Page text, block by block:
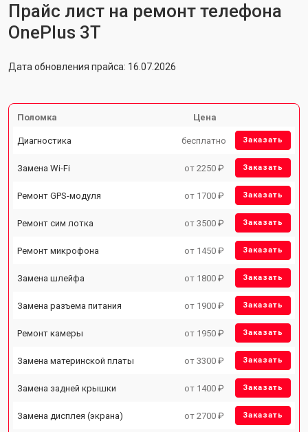
Прайс лист на ремонт телефона
OnePlus 3T
Дата обновления прайса: 16.07.2026
Поломка Цена
Диагностика бесплатно Заказать
Замена Wi-Fi от 2250 ₽ Заказать
Ремонт GPS-модуля от 1700 ₽ Заказать
Ремонт сим лотка от 3500 ₽ Заказать
Ремонт микрофона от 1450 ₽ Заказать
Замена шлейфа от 1800 ₽ Заказать
Замена разъема питания от 1900 ₽ Заказать
Ремонт камеры от 1950 ₽ Заказать
Замена материнской платы от 3300 ₽ Заказать
Замена задней крышки от 1400 ₽ Заказать
Замена дисплея (экрана) от 2700 ₽ Заказать